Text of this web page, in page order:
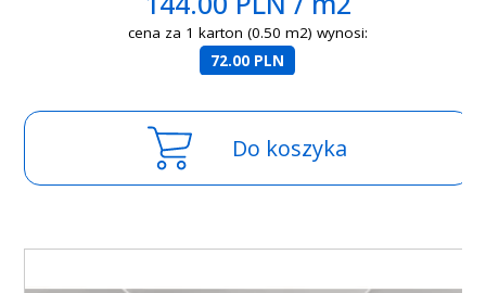
cena za 1 karton (0.50 m2) wynosi:
72.00 PLN
Do koszyka